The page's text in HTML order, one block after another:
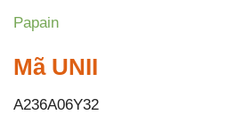
Papain
Mã UNII
A236A06Y32